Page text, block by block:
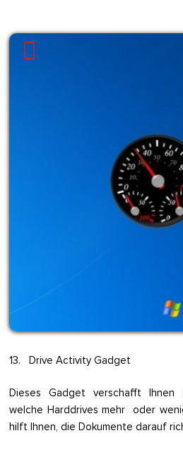
13. Drive Activity Gadget
Dieses Gadget verschafft Ihnen
welche Harddrives mehr oder
hilft Ihnen, die Dokumente darauf